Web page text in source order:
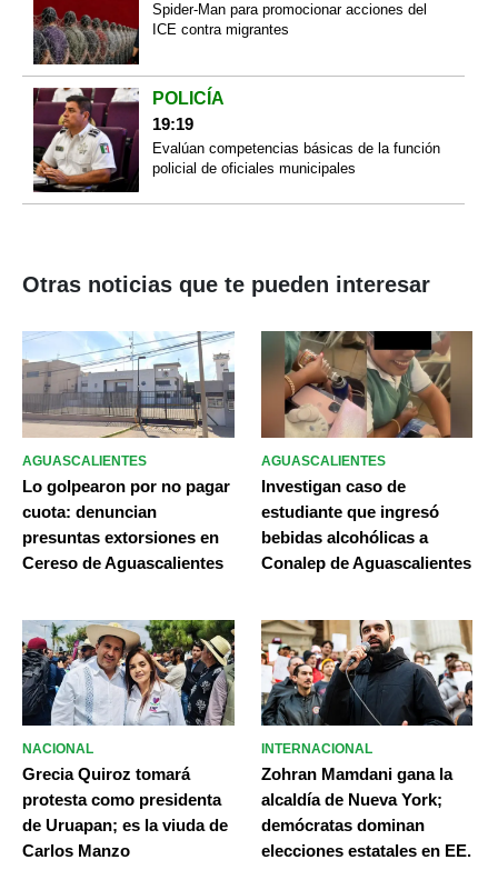
Spider-Man para promocionar acciones del
ICE contra migrantes
POLICÍA
19:19
Evalúan competencias básicas de la función
policial de oficiales municipales
Otras noticias que te pueden interesar
AGUASCALIENTES
Lo golpearon por no pagar
cuota: denuncian
presuntas extorsiones en
Cereso de Aguascalientes
AGUASCALIENTES
Investigan caso de
estudiante que ingresó
bebidas alcohólicas a
Conalep de Aguascalientes
NACIONAL
Grecia Quiroz tomará
protesta como presidenta
de Uruapan; es la viuda de
Carlos Manzo
INTERNACIONAL
Zohran Mamdani gana la
alcaldía de Nueva York;
demócratas dominan
elecciones estatales en EE.